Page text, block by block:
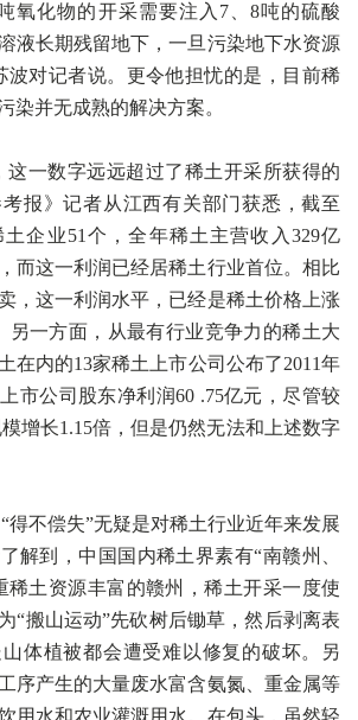
氧化物的开采需要注入7、8吨的硫酸
液长期残留地下，一旦污染地下水资源
波对记者说。更令他担忧的是，目前稀
染并无成熟的解决方案。
这一数字远远超过了稀土开采所获得的
报》记者从江西有关部门获悉，截至
土企业51个，全年稀土主营收入329亿
而这一利润已经居稀土行业首位。相比
，这一利润水平，已经是稀土价格上涨
另一方面，从最有行业竞争力的稀土大
在内的13家稀土上市公司公布了2011年
市公司股东净利润60 .75亿元，尽管较
模增长1.15倍，但是仍然无法和上述数字
得不偿失”无疑是对稀土行业近年来发展
解到，中国国内稀土界素有“南赣州、
稀土资源丰富的赣州，稀土开采一度使
“搬山运动”先砍树后锄草，然后剥离表
体植被都会遭受难以修复的破坏。另
序产生的大量废水富含氨氮、重金属等
用水和农业灌溉用水。在包头，虽然轻